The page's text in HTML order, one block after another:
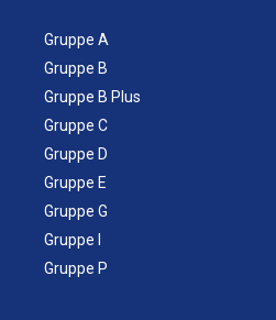
Gruppe A
Gruppe B
Gruppe B Plus
Gruppe C
Gruppe D
Gruppe E
Gruppe G
Gruppe I
Gruppe P